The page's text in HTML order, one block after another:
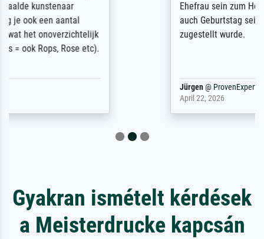
Ehefrau sein zum Hochzeits- gleichzeitig
auch Geburtstag sein) doch nach zu Hause
zugestellt wurde.
Gyakran ismételt kérdések
a Meisterdrucke kapcsán